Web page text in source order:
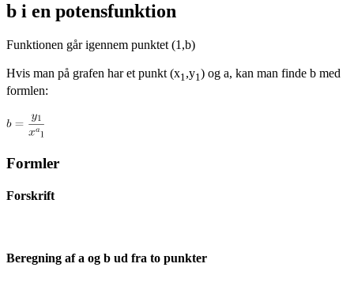
b i en potensfunktion
Funktionen går igennem punktet (1,b)
Hvis man på grafen har et punkt (x1,y1) og a, kan man finde b med
formlen:
Formler
Forskrift
Beregning af a og b ud fra to punkter